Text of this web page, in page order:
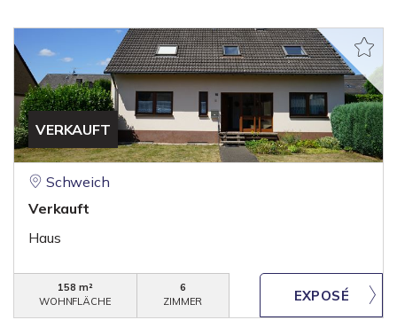
VERKAUFT
Schweich
Verkauft
Haus
158 m²
WOHNFLÄCHE
6
ZIMMER